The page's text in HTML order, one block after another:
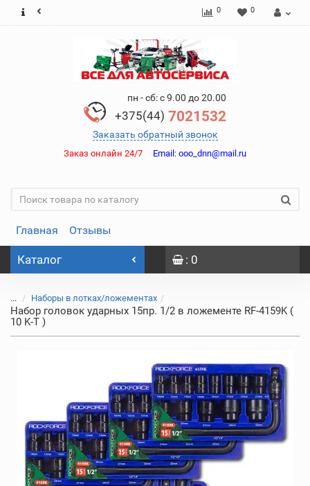
0 0
пн - сб: с 9.00 до 20.00
+375(44) 7021532
Заказать обратный звонок
Заказ онлайн 24/7 Email: ooo_dnn@mail.ru
Главная Отзывы
Каталог : 0
... Наборы в лотках/ложементах
Набор головок ударных 15пр. 1/2 в ложементе RF-4159K (
10 K-T )